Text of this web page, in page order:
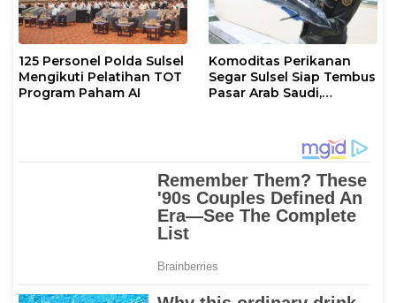
125 Personel Polda Sulsel
Mengikuti Pelatihan TOT
Program Paham AI
Komoditas Perikanan
Segar Sulsel Siap Tembus
Pasar Arab Saudi,